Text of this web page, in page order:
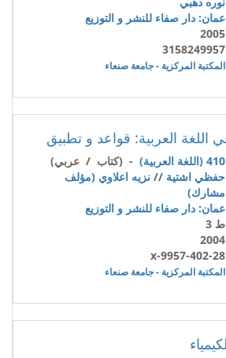
عمان: دار صفاء للنشر و التوزيع
2005
3158249957
المكتبة المركزية - جامعة صنعاء
اللغة العربية: قواعد و تطبيق
410 (اللغة العربية)
- (كتاب / عربي)
حفظي اشتية // نزيه اعلاوي (مؤلف
مشارك)
عمان: دار صفاء للنشر و التوزيع
ط 3
2004
9957-402-28-x
المكتبة المركزية - جامعة صنعاء